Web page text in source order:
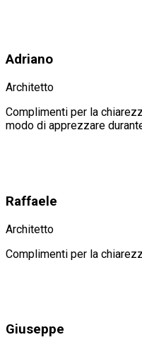
Adriano
Architetto
Complimenti per la
modo di apprezzare
Raffaele
Architetto
Complimenti per la
Giuseppe